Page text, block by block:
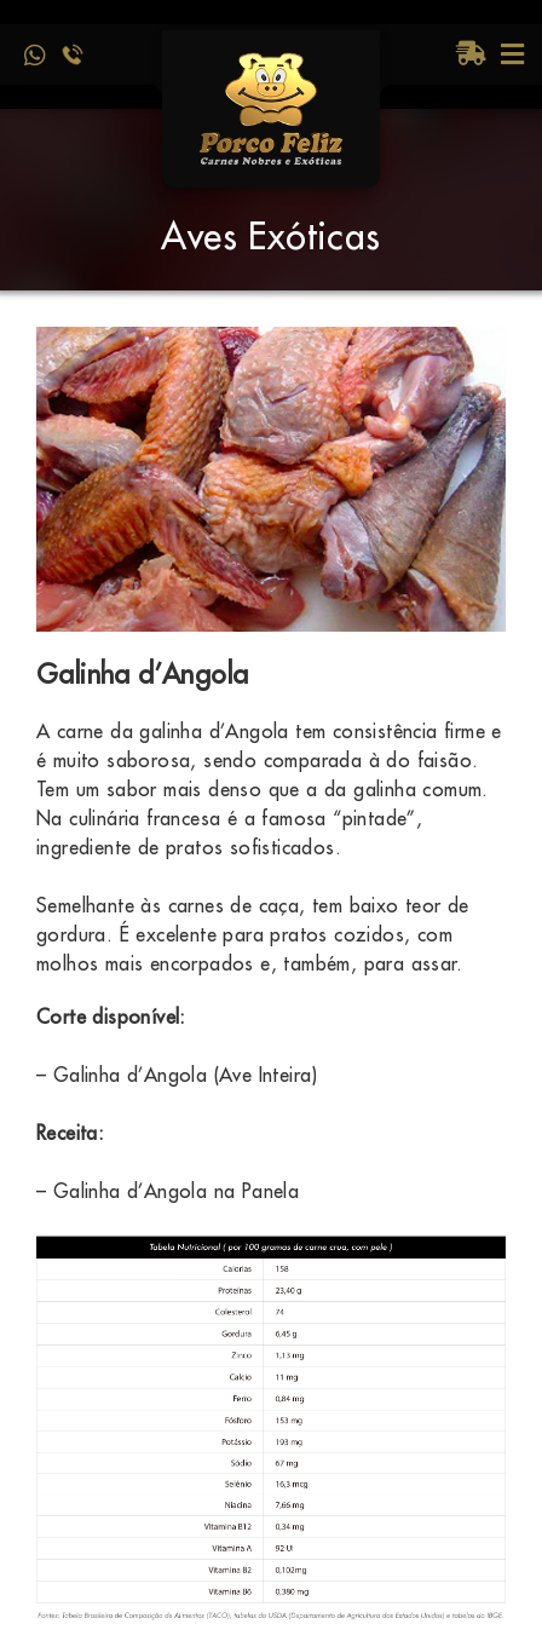
Aves Exóticas
Galinha d’Angola
A carne da galinha d’Angola tem consistência firme e
é muito saborosa, sendo comparada à do faisão.
Tem um sabor mais denso que a da galinha comum.
Na culinária francesa é a famosa “pintade”,
ingrediente de pratos sofisticados.
Semelhante às carnes de caça, tem baixo teor de
gordura. É excelente para pratos cozidos, com
molhos mais encorpados e, também, para assar.
Corte disponível:
– Galinha d’Angola (Ave Inteira)
Receita:
– Galinha d’Angola na Panela